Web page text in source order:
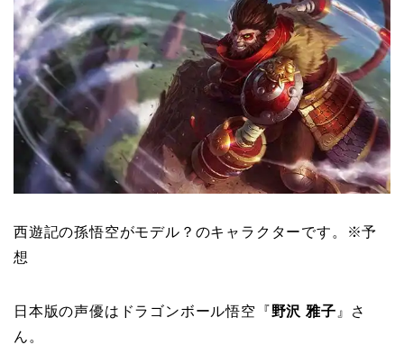
西遊記の孫悟空がモデル？のキャラクターです。※予
想
日本版の声優はドラゴンボール悟空『野沢 雅子 』さ
ん。